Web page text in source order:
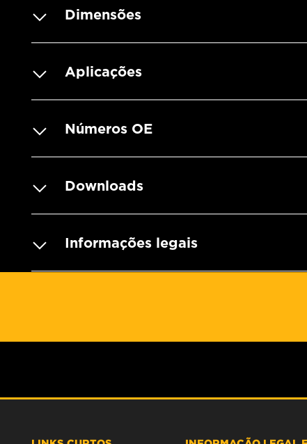
Dimensões
Aplicações
Números OE
Downloads
Informações legais